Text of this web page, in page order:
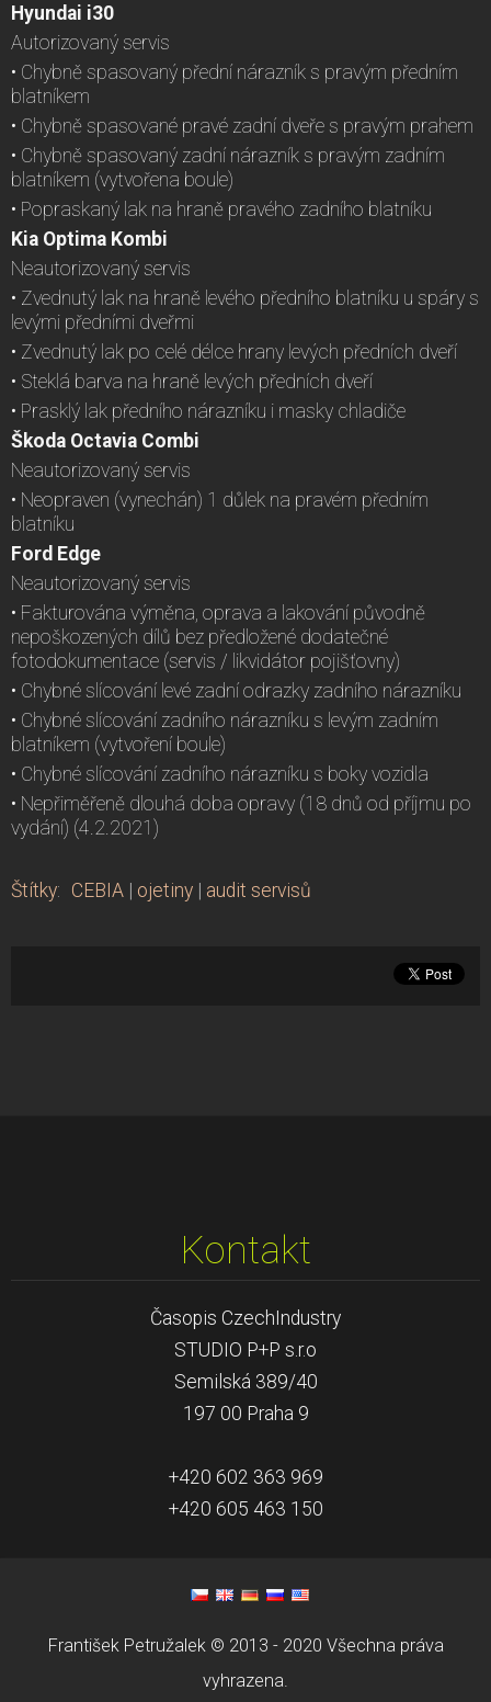
Hyundai i30
Autorizovaný servis
• Chybně spasovaný přední nárazník s pravým předním
blatníkem
• Chybně spasované pravé zadní dveře s pravým prahem
• Chybně spasovaný zadní nárazník s pravým zadním
blatníkem (vytvořena boule)
• Popraskaný lak na hraně pravého zadního blatníku
Kia Optima Kombi
Neautorizovaný servis
• Zvednutý lak na hraně levého předního blatníku u spáry s
levými předními dveřmi
• Zvednutý lak po celé délce hrany levých předních dveří
• Steklá barva na hraně levých předních dveří
• Prasklý lak předního nárazníku i masky chladiče
Škoda Octavia Combi
Neautorizovaný servis
• Neopraven (vynechán) 1 důlek na pravém předním
blatníku
Ford Edge
Neautorizovaný servis
• Fakturována výměna, oprava a lakování původně
nepoškozených dílů bez předložené dodatečné
fotodokumentace (servis / likvidátor pojišťovny)
• Chybné slícování levé zadní odrazky zadního nárazníku
• Chybné slícování zadního nárazníku s levým zadním
blatníkem (vytvoření boule)
• Chybné slícování zadního nárazníku s boky vozidla
• Nepřiměřeně dlouhá doba opravy (18 dnů od příjmu po
vydání) (4.2.2021)
Štítky: CEBIA | ojetiny | audit servisů
Kontakt
Časopis CzechIndustry
STUDIO P+P s.r.o
Semilská 389/40
197 00 Praha 9
+420 602 363 969
+420 605 463 150
František Petružalek © 2013 - 2020 Všechna práva
vyhrazena.